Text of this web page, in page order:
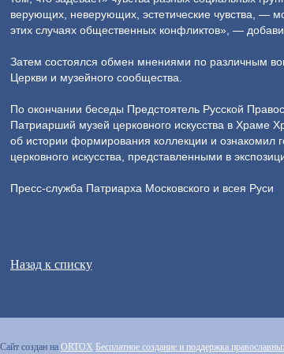
верующих, неверующих, эстетические чувства, —
этих случаях общественных конфликтов», —
Затем состоялся обмен мнениями по различным
Церкви и музейного сообщества.
По окончании беседы Предстоятель Русской
Патриарший музей церковного искусства в Храме
об истории формирования коллекции и ознакомил
церковного искусства, представленными в
Пресс-служба Патриарха Московского и всея Руси
Назад к списку
Сайт создан на ORTOX Бесплатное создание и поддержка